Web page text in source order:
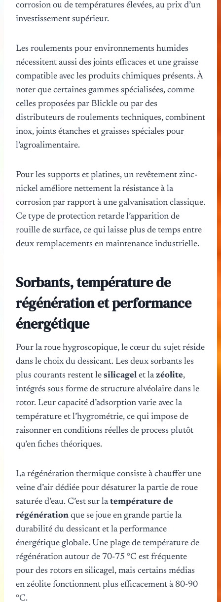
corrosion ou de températures élevées, au prix d’un
investissement supérieur.
Les roulements pour environnements humides
nécessitent aussi des joints efficaces et une graisse
compatible avec les produits chimiques présents. À
noter que certaines gammes spécialisées, comme
celles proposées par Blickle ou par des
distributeurs de roulements techniques, combinent
inox, joints étanches et graisses spéciales pour
l’agroalimentaire.
Pour les supports et platines, un revêtement zinc-
nickel améliore nettement la résistance à la
corrosion par rapport à une galvanisation classique.
Ce type de protection retarde l’apparition de
rouille de surface, ce qui laisse plus de temps entre
deux remplacements en maintenance industrielle.
Sorbants, température de
régénération et performance
énergétique
Pour la roue hygroscopique, le cœur du sujet réside
dans le choix du dessicant. Les deux sorbants les
plus courants restent le silicagel et lazéolite,
intégrés sous forme de structure alvéolaire dans le
rotor. Leur capacité d’adsorption varie avec la
température et l’hygrométrie, ce qui impose de
raisonner en conditions réelles de process plutôt
qu’en fiches théoriques.
La régénération thermique consiste à chauffer une
veine d’air dédiée pour désaturer la partie de roue
saturée d’eau. C’est sur latempérature de
régénération que se joue en grande partie la
durabilité du dessicant et la performance
énergétique globale. Une plage de température de
régénération autour de 70-75 °C est fréquente
pour des rotors en silicagel, mais certains médias
en zéolite fonctionnent plus efficacement à 80-90
°C.